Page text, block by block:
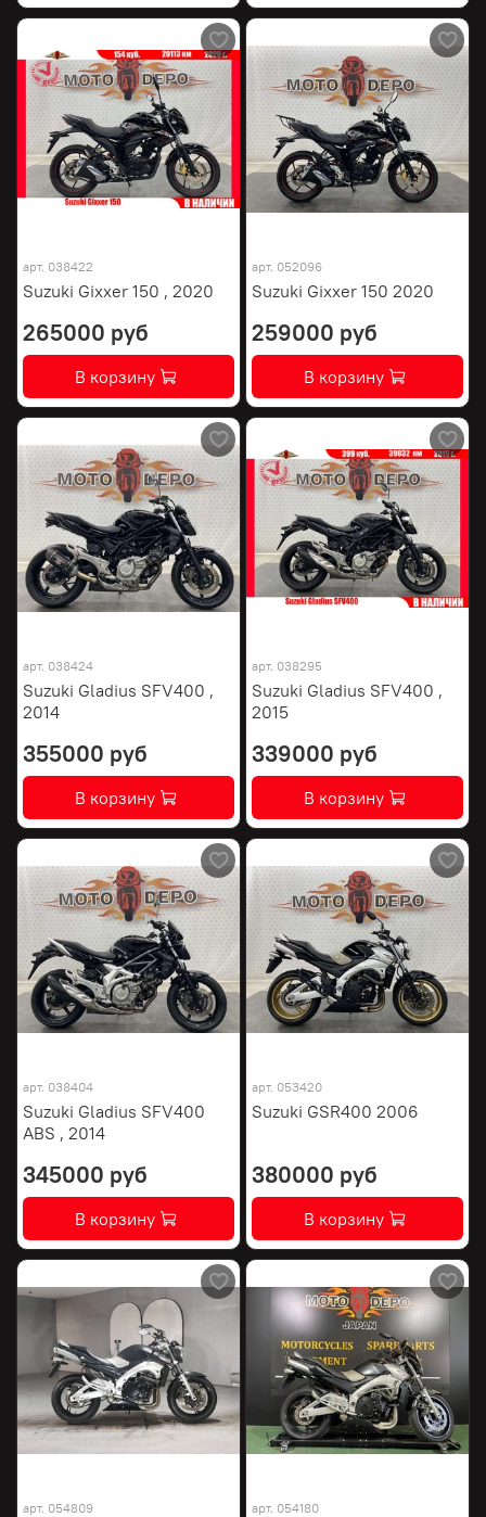
арт. 038422
Suzuki Gixxer 150 , 2020
265000 руб
В корзину
арт. 052096
Suzuki Gixxer 150 2020
259000 руб
В корзину
арт. 038424
Suzuki Gladius SFV400 ,
2014
355000 руб
В корзину
арт. 038295
Suzuki Gladius SFV400 ,
2015
339000 руб
В корзину
арт. 038404
Suzuki Gladius SFV400
ABS , 2014
345000 руб
В корзину
арт. 053420
Suzuki GSR400 2006
380000 руб
В корзину
арт. 054809 арт. 054180